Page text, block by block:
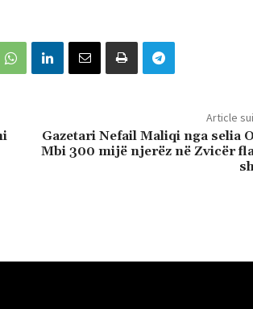
Article
Gazetari Nefail Maliqi nga selia
Mbi 300 mijë njerëz në Zvicër